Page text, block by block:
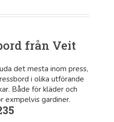
från Veit
det mesta inom press,
i olika utförande
Både för kläder och
exmpelvis gardiner.